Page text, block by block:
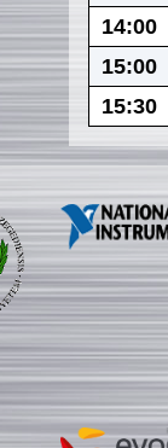
14:00
15:00
15:30